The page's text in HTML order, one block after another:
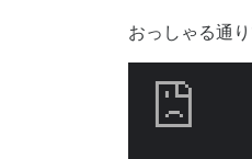
おっしゃる通